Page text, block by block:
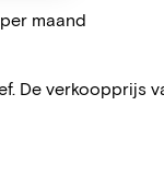
maand
De verkoopprijs